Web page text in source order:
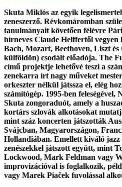
Skuta Miklós az egyik
zeneszerző. Révkomáromban
tanulmányait követően félévre
hírneves Claude Helffertől vegyen
Bach, Mozart, Beethoven, Liszt és
külföldön) csodált előadója. The
című projektje lehetővé teszi a
zenekarra írt nagy műveket
orkeszter nélkül játssza el, elég
számítógép. 1995-ben feleségével,
Skuta zongoraduót, amely a
kortárs szlovák alkotásokat
mint száz koncerten játszották
Svájcban, Magyarországon,
Hollandiában. Emellett kiváló
zenészekkel játszott együtt, mint
Lockwood, Mark Feldman vagy
improvizációval is foglalkozik,
vagy Marek Piaček fuvolással